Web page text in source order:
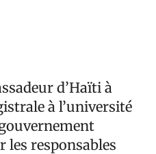
d’Haïti à
à l’université
responsables